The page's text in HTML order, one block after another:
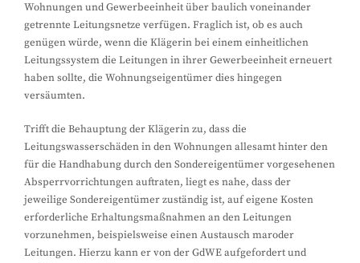
Wohnungen und Gewerbeeinheit über baulich voneinander
getrennte Leitungsnetze verfügen. Fraglich ist, ob es auch
genügen würde, wenn die Klägerin bei einem einheitlichen
Leitungssystem die Leitungen in ihrer Gewerbeeinheit erneuert
haben sollte, die Wohnungseigentümer dies hingegen
versäumten.
Trifft die Behauptung der Klägerin zu, dass die
Leitungswasserschäden in den Wohnungen allesamt hinter den
für die Handhabung durch den Sondereigentümer vorgesehenen
Absperrvorrichtungen auftraten, liegt es nahe, dass der
jeweilige Sondereigentümer zuständig ist, auf eigene Kosten
erforderliche Erhaltungsmaßnahmen an den Leitungen
vorzunehmen, beispielsweise einen Austausch maroder
Leitungen. Hierzu kann er von der GdWE aufgefordert und